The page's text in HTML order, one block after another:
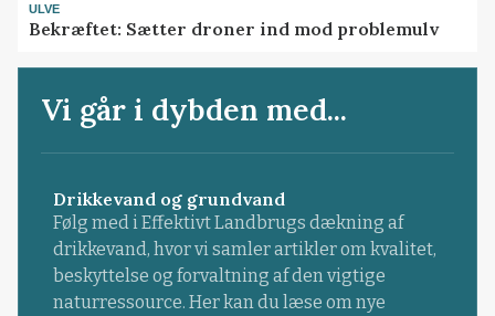
ULVE
Bekræftet: Sætter droner ind mod problemulv
Vi går i dybden med...
Drikkevand og grundvand
Følg med i Effektivt Landbrugs dækning af
drikkevand, hvor vi samler artikler om kvalitet,
beskyttelse og forvaltning af den vigtige
naturressource. Her kan du læse om nye